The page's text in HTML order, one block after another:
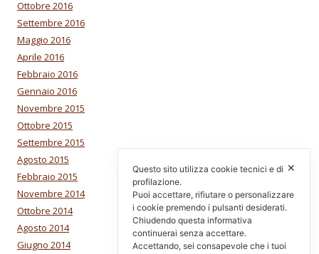
Ottobre 2016
Settembre 2016
Maggio 2016
Aprile 2016
Febbraio 2016
Gennaio 2016
Novembre 2015
Ottobre 2015
Settembre 2015
Agosto 2015
Febbraio 2015
Novembre 2014
Ottobre 2014
Agosto 2014
Giugno 2014
✕
Questo sito utilizza cookie tecnici e di
profilazione.
Puoi accettare, rifiutare o personalizzare
i cookie premendo i pulsanti desiderati.
Chiudendo questa informativa
continuerai senza accettare.
Accettando, sei consapevole che i tuoi